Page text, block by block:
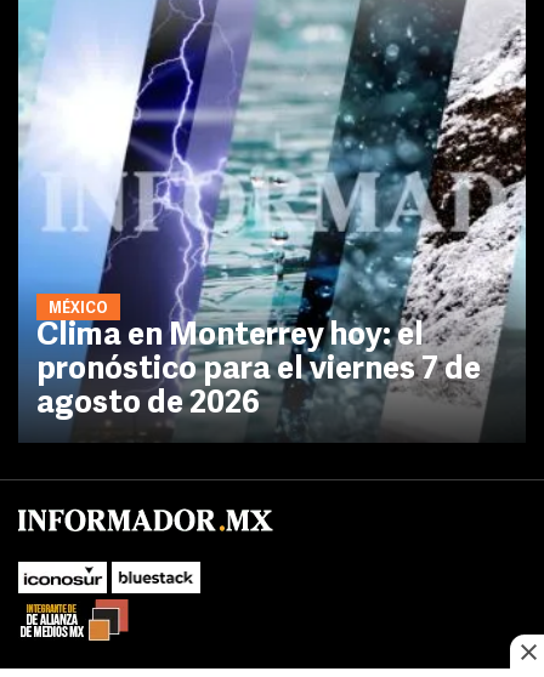
MÉXICO
Clima en Monterrey hoy: el
pronóstico para el viernes 7 de
agosto de 2026